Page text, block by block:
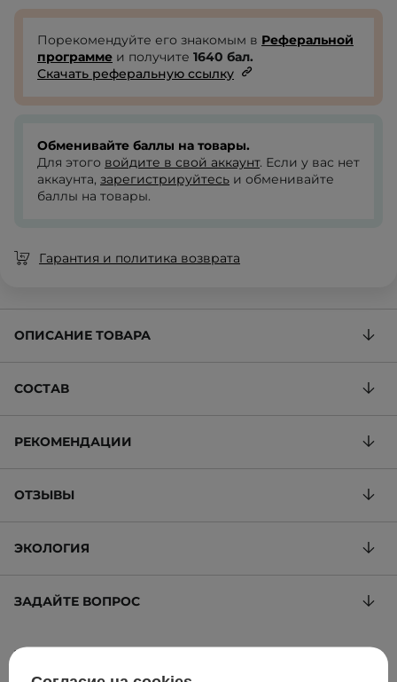
Порекомендуйте его знакомым в Реферальной
программе и получите 1640 бал.
Скачать реферальную ссылку
Обменивайте баллы на товары.
Для этого войдите в свой аккаунт. Если у вас нет
аккаунта, зарегистрируйтесь и обменивайте
баллы на товары.
Гарантия и политика возврата
ОПИСАНИЕ ТОВАРА
СОСТАВ
РЕКОМЕНДАЦИИ
ОТЗЫВЫ
ЭКОЛОГИЯ
ЗАДАЙТЕ ВОПРОС
Набор ночных масок для лица